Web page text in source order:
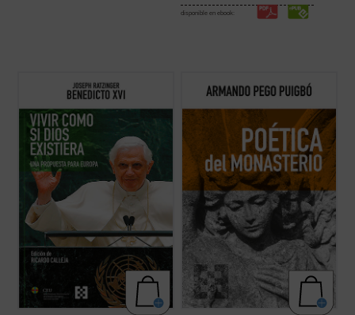
disponible en ebook:
El propósito de este libro no es otro que
, tomando en serio lo que
tradición intelectual. Reúne textos de
Joseph Ratzinger/Benedicto XVI en torno a
un hilo conductor: su gran ...
(ver ficha)
Poética del monasterioreflexiona
alrededor de los espacios fundamentales
antropológico de las tres figuras: el hogar,
la escuela y la celda, reivindicando una
pedagogía humanista fundada en la ...
(ver